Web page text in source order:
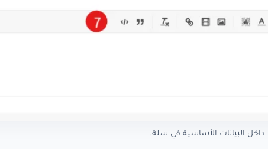
البيانات الأساسية في سلة.